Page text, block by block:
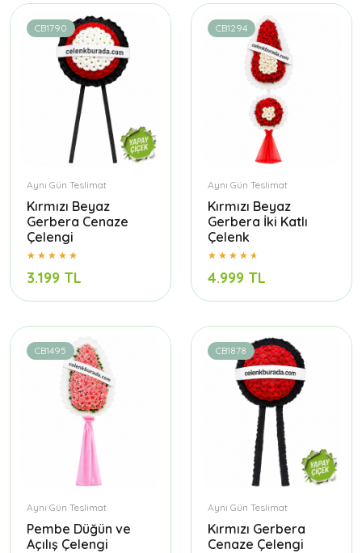
CB1790
Aynı Gün Teslimat
Kırmızı Beyaz
Gerbera Cenaze
Çelengi
3.199 TL
CB1294
Aynı Gün Teslimat
Kırmızı Beyaz
Gerbera İki Katlı
Çelenk
4.999 TL
CB1495
Aynı Gün Teslimat
Pembe Düğün ve
Açılış Çelengi
CB1878
Aynı Gün Teslimat
Kırmızı Gerbera
Cenaze Çelengi